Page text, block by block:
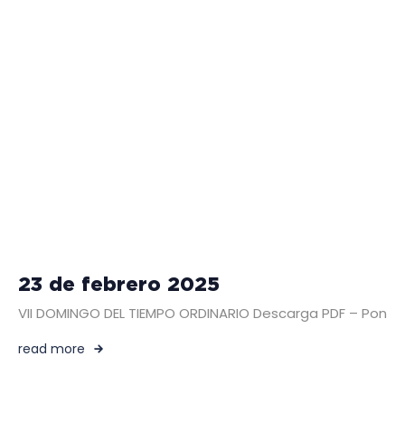
23 de febrero 2025
VII DOMINGO DEL TIEMPO ORDINARIO Descarga PDF –
read more